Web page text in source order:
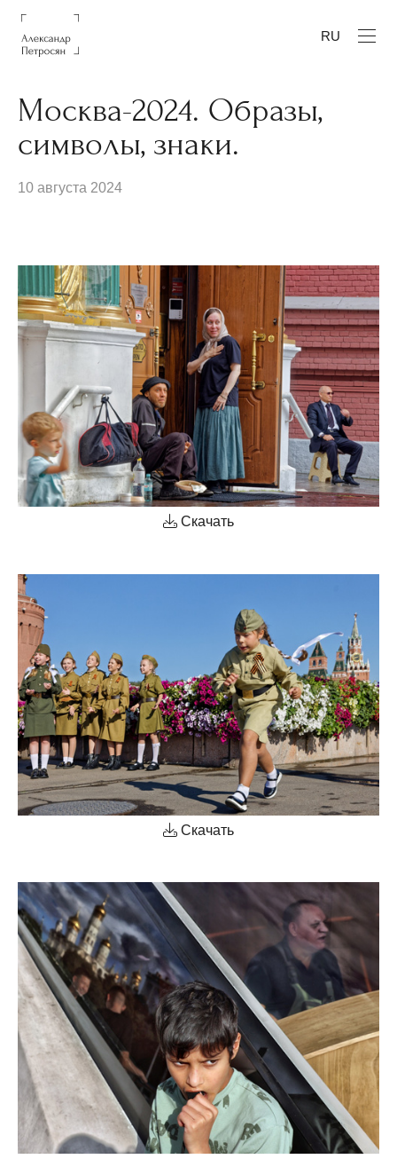
RU
Москва-2024. Образы,
символы, знаки.
10 августа 2024
Скачать
Скачать